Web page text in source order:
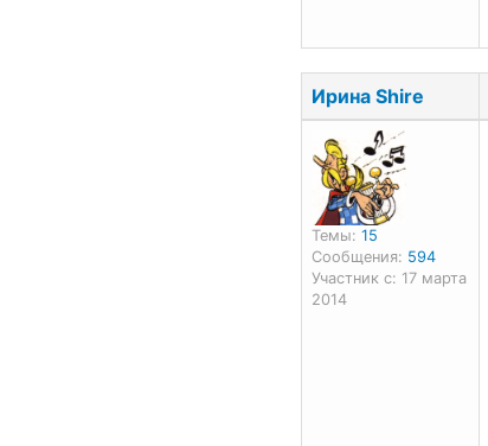
Ирина Shire
Темы: 15
Сообщения: 594
Участник с: 17 марта
2014